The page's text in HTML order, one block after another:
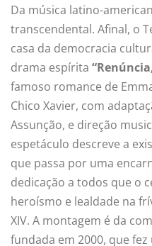
Da música latino-
transcendental. Afinal, o
casa da democracia
drama espírita
famoso romance de
Chico Xavier, com
Assunção, e direção
espetáculo descreve a
que passa por uma
dedicação a todos que o
heroísmo e lealdade na
XIV. A montagem é da
fundada em 2000, que